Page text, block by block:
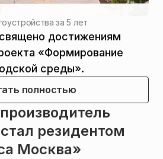
за 5 лет
достижениям
«Формирование
среды».
полностью
резидентом
Москва»